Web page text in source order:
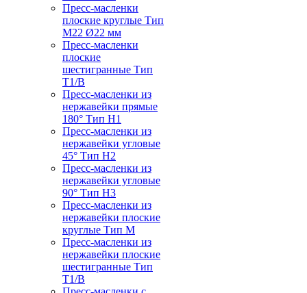
Пресс-масленки
плоские круглые Тип
M22 Ø22 мм
Пресс-масленки
плоские
шестигранные Тип
T1/B
Пресс-масленки из
нержавейки прямые
180° Тип H1
Пресс-масленки из
нержавейки угловые
45° Тип H2
Пресс-масленки из
нержавейки угловые
90° Тип H3
Пресс-масленки из
нержавейки плоские
круглые Тип M
Пресс-масленки из
нержавейки плоские
шестигранные Тип
T1/B